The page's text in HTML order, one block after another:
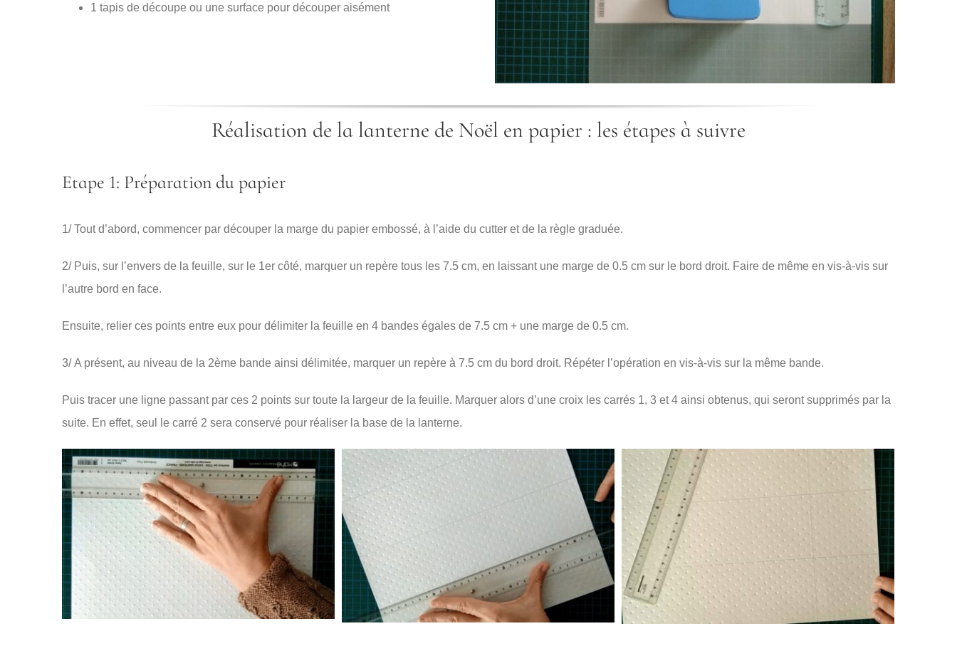
1 tapis de découpe ou une surface pour découper aisément
Réalisation de la lanterne de Noël en papier : les étapes à suivre
Etape 1: Préparation du papier
1/ Tout d’abord, commencer par découper la marge du papier embossé, à l’aide du cutter et de la règle graduée.
2/ Puis, sur l’envers de la feuille, sur le 1er côté, marquer un repère tous les 7.5 cm, en laissant une marge de 0.5 cm sur le bord droit. Faire de même en vis-à-vis sur
l’autre bord en face.
Ensuite, relier ces points entre eux pour délimiter la feuille en 4 bandes égales de 7.5 cm + une marge de 0.5 cm.
3/ A présent, au niveau de la 2ème bande ainsi délimitée, marquer un repère à 7.5 cm du bord droit. Répéter l’opération en vis-à-vis sur la même bande.
Puis tracer une ligne passant par ces 2 points sur toute la largeur de la feuille. Marquer alors d’une croix les carrés 1, 3 et 4 ainsi obtenus, qui seront supprimés par la
suite. En effet, seul le carré 2 sera conservé pour réaliser la base de la lanterne.